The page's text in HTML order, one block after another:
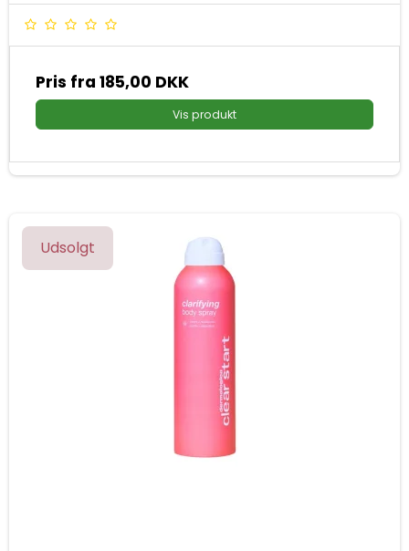
Pris fra 185,00 DKK
Vis produkt
Udsolgt